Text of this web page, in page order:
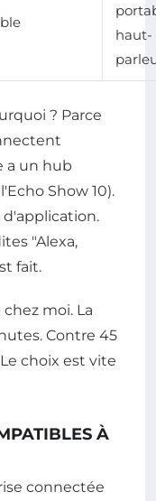
haut-
? Parce
a un hub
Show 10).
d'application.
"Alexa,
fait.
moi. La
Contre 45
choix est vite
À
connectée